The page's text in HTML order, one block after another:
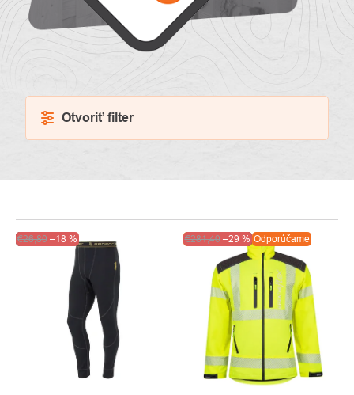
O
nás
Otvoriť filter
VÝPIS
PRODUKTOV
Výpredaj Top
€26,80 –18 % Akcia Výpredaj Odporúčame
€281,40 –29 %